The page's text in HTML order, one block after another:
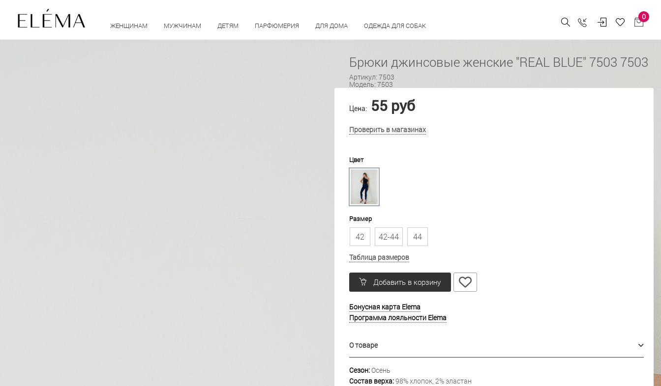
ЖЕНЩИНАМ МУЖЧИНАМ ДЕТЯМ ПАРФЮМЕРИЯ ДЛЯ ДОМА ОДЕЖДА ДЛЯ СОБАК
0
Брюки джинсовые женские "REAL BLUE" 7503 7503
Артикул: 7503
Модель: 7503
Цена: 55 руб
Проверить в магазинах
Цвет
Размер
42 42-44 44
Таблица размеров
Добавить в корзину
Бонусная карта Elema
Программа лояльности Elema
О товаре
Сезон:Осень
Состав верха:98% хлопок, 2% эластан